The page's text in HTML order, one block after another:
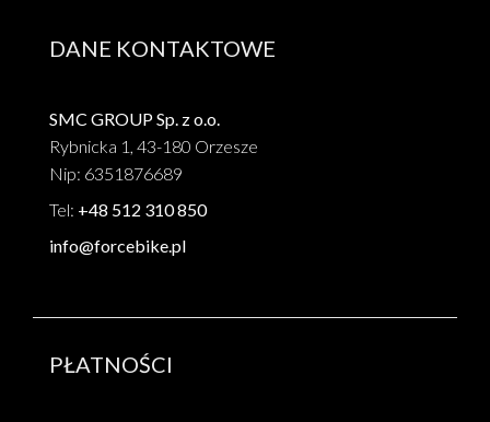
DANE KONTAKTOWE
SMC GROUP Sp. z o.o.
Rybnicka 1, 43-180 Orzesze
Nip: 6351876689
Tel: +48 512 310 850
info@forcebike.pl
PŁATNOŚCI